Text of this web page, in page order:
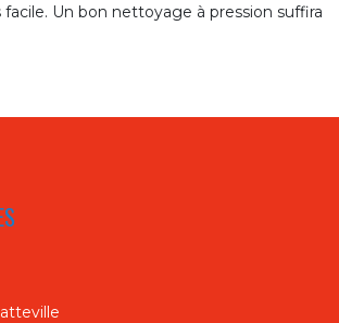
Un bon nettoyage à pression suffira